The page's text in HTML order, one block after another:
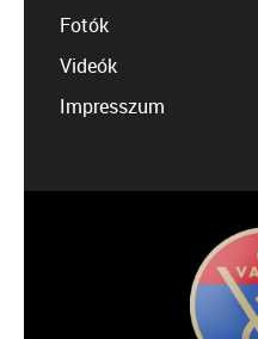
Fotók
Videók
Impresszum